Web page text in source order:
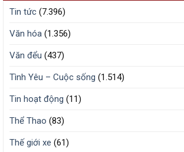
Tin tức (7.396)
Văn hóa (1.356)
Văn đểu (437)
Tình Yêu – Cuộc sống (1.514)
Tin hoạt động (11)
Thể Thao (83)
Thế giới xe (61)